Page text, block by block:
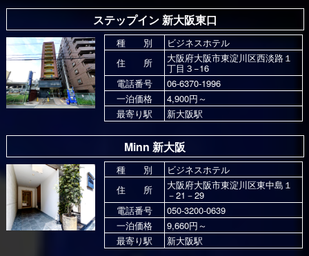
ステップイン 新大阪東口
種 別
ビジネスホテル
住 所
大阪府大阪市東淀川区西淡路１
丁目３−16
電話番号
06-6370-1996
一泊価格
4,900円～
最寄り駅
新大阪駅
Minn 新大阪
種 別
ビジネスホテル
住 所
大阪府大阪市東淀川区東中島１
－21－29
電話番号
050-3200-0639
一泊価格
9,660円～
最寄り駅
新大阪駅